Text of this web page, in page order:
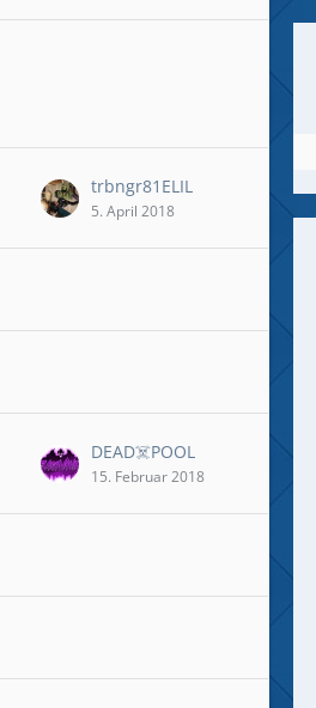
trbngr81ELIL
5. April 2018
DEAD☠️POOL
15. Februar 2018